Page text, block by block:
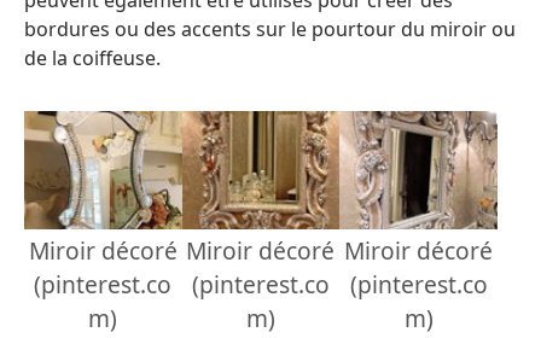
bordures ou des accents sur le pourtour du miroir ou
de la coiffeuse.
Miroir décoré
(pinterest.co
m)
Miroir décoré
(pinterest.co
m)
Miroir décoré
(pinterest.co
m)